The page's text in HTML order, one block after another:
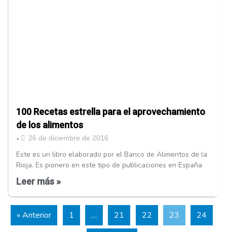
100 Recetas estrella para el aprovechamiento
de los alimentos
• 26 de diciembre de 2016
Este es un libro elaborado por el Banco de Alimentos de la
Rioja. Es pionero en este tipo de publicaciones en España
Leer más »
« Anterior 1 … 21 22 23 24